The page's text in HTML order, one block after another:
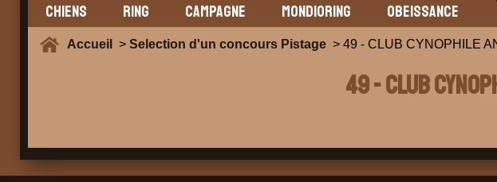
CHIENS RING CAMPAGNE MONDIORING OBEISSANCE
Accueil > Selection d'un concours Pistage > 49 - CLUB CYNOPHILE
49 - CLUB